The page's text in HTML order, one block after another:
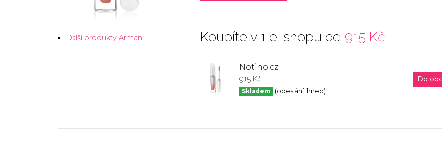
Další produkty Armani Koupíte v 1 e-shopu od 915 Kč
Notino.cz
915 Kč
Skladem (odeslání ihned)
Do